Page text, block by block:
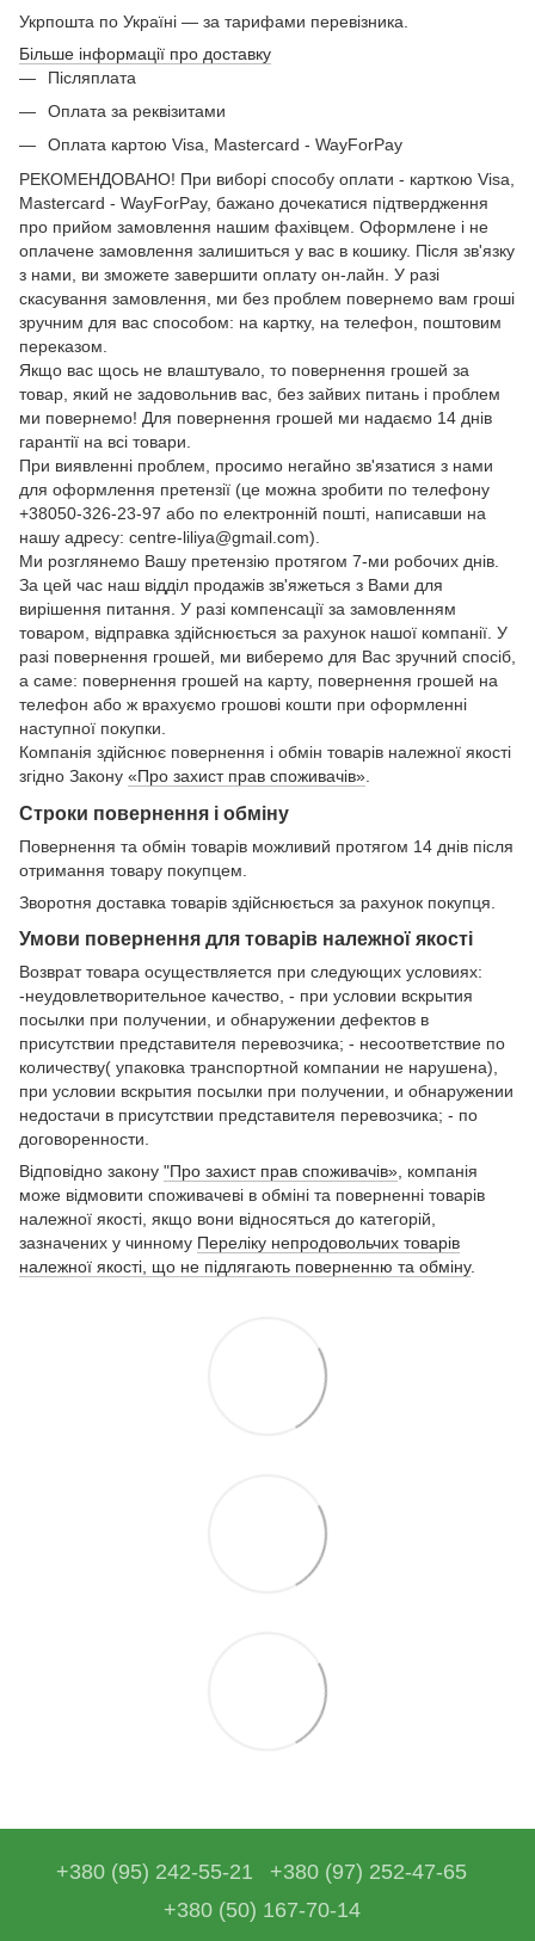
Укрпошта по Україні — за тарифами перевізника.
Більше інформації про доставку
Післяплата
Оплата за реквізитами
Оплата картою Visa, Mastercard - WayForPay
РЕКОМЕНДОВАНО! При виборі способу оплати - карткою Visa,
Mastercard - WayForPay, бажано дочекатися підтвердження
про прийом замовлення нашим фахівцем. Оформлене і не
оплачене замовлення залишиться у вас в кошику. Після зв'язку
з нами, ви зможете завершити оплату он-лайн. У разі
скасування замовлення, ми без проблем повернемо вам гроші
зручним для вас способом: на картку, на телефон, поштовим
переказом.
Якщо вас щось не влаштувало, то повернення грошей за
товар, який не задовольнив вас, без зайвих питань і проблем
ми повернемо! Для повернення грошей ми надаємо 14 днів
гарантії на всі товари.
При виявленні проблем, просимо негайно зв'язатися з нами
для оформлення претензії (це можна зробити по телефону
+38050-326-23-97 або по електронній пошті, написавши на
нашу адресу: centre-liliya@gmail.com).
Ми розглянемо Вашу претензію протягом 7-ми робочих днів.
За цей час наш відділ продажів зв'яжеться з Вами для
вирішення питання. У разі компенсації за замовленням
товаром, відправка здійснюється за рахунок нашої компанії. У
разі повернення грошей, ми виберемо для Вас зручний спосіб,
а саме: повернення грошей на карту, повернення грошей на
телефон або ж врахуємо грошові кошти при оформленні
наступної покупки.
Компанія здійснює повернення і обмін товарів належної якості
згідно Закону «Про захист прав споживачів»
Строки повернення і обміну
Повернення та обмін товарів можливий протягом 14 днів після
отримання товару покупцем.
Зворотня доставка товарів здійснюється за рахунок покупця.
Умови повернення для товарів належної якості
Возврат товара осуществляется при следующих условиях:
-неудовлетворительное качество, - при условии вскрытия
посылки при получении, и обнаружении дефектов в
присутствии представителя перевозчика; - несоответствие по
количеству( упаковка транспортной компании не нарушена),
при условии вскрытия посылки при получении, и обнаружении
недостачи в присутствии представителя перевозчика; - по
договоренности.
Відповідно закону "Про захист прав споживачів», компанія
може відмовити споживачеві в обміні та поверненні товарів
належної якості, якщо вони відносяться до категорій,
зазначених у чинному Переліку непродовольчих товарів
належної якості, що не підлягають поверненню та обміну.
+380 (95) 242-55-21
+380 (97) 252-47-65
+380 (50) 167-70-14